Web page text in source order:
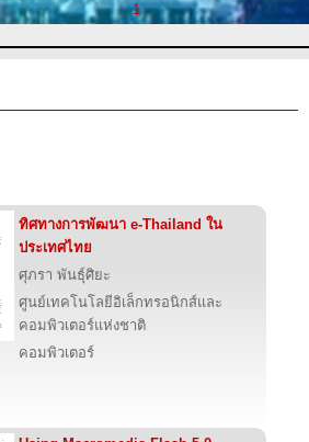
1
ทิศทางการพัฒนา e-Thailand ใน
ประเทศไทย
ศุภรา พันธุ์ศิยะ
ศูนย์เทคโนโลยีอิเล็กทรอนิกส์และ
คอมพิวเตอร์แห่งชาติ
คอมพิวเตอร์